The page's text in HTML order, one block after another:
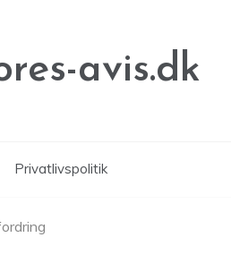
avis.dk
Privatlivspolitik